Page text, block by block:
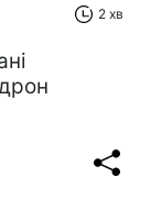
2 хв